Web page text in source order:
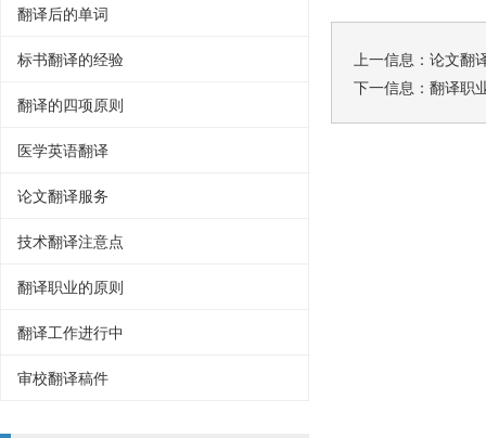
翻译后的单词
标书翻译的经验
翻译的四项原则
医学英语翻译
论文翻译服务
技术翻译注意点
翻译职业的原则
翻译工作进行中
审校翻译稿件
上一信息： 论文翻
下一信息： 翻译职